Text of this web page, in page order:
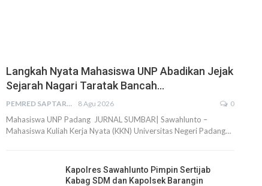
Langkah Nyata Mahasiswa UNP Abadikan Jejak
Sejarah Nagari Taratak Bancah…
PEMRED SAPTARIUS 8 Agu 2026 0
Mahasiswa UNP Padang JURNAL SUMBAR| Sawahlunto –
Mahasiswa Kuliah Kerja Nyata (KKN) Universitas Negeri Padang…
Kapolres Sawahlunto Pimpin Sertijab
Kabag SDM dan Kapolsek Barangin